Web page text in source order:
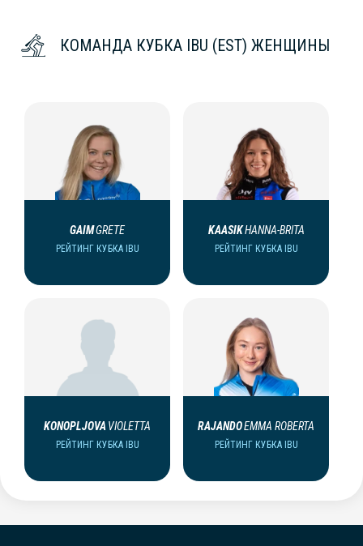
КОМАНДА КУБКА IBU (EST) ЖЕНЩИНЫ
GAIMGRETE
РЕЙТИНГ КУБКА IBU
KAASIKHANNA-BRITA
РЕЙТИНГ КУБКА IBU
KONOPLJOVAVIOLETTA
РЕЙТИНГ КУБКА IBU
RAJANDOEMMA ROBERTA
РЕЙТИНГ КУБКА IBU